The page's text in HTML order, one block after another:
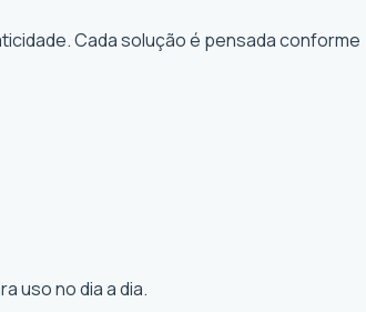
Cada solução é pensada conforme
uso no dia a dia.